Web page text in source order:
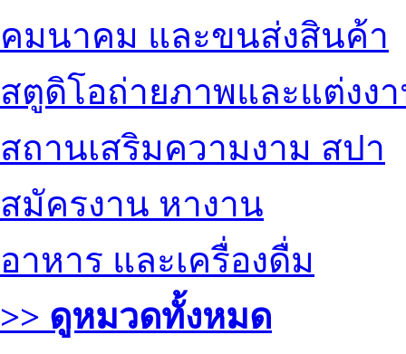
คมนาคม และขนส่งสินค้า
สตูดิโอถ่ายภาพและแต่งง
สถานเสริมความงาม สปา
สมัครงาน หางาน
อาหาร และเครื่องดื่ม
>> ดูหมวดทั้งหมด